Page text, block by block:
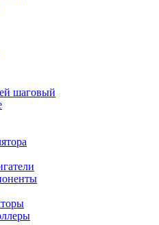
шаговый